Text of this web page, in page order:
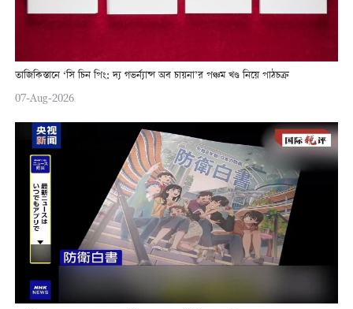
তাজিকিস্তানে ‘সি চিন পিং: দ্য গভর্ন্যান্স অব চায়না’র পঞ্চম খণ্ড নিয়ে পাঠচক্র
07-Aug-2026